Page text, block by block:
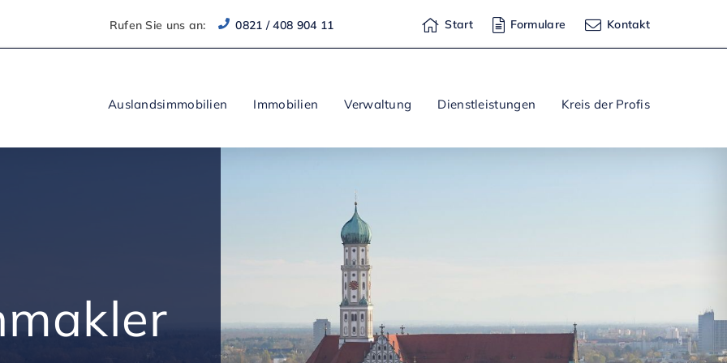
Rufen Sie uns an: 0821 / 408 904 11 Start Formulare Kontakt
Auslandsimmobilien Immobilien Verwaltung Dienstleistungen Kreis der Profis